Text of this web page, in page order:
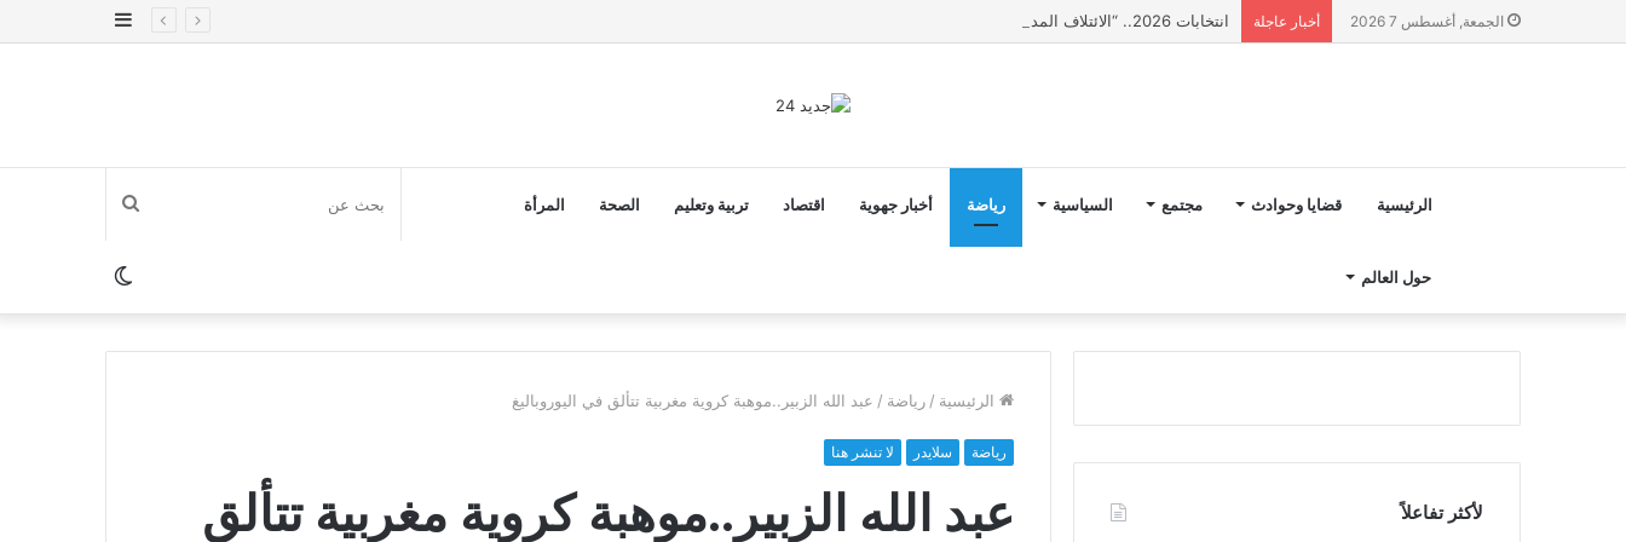
الجمعة, أغسطس 7 2026 أخبار عاجلة انتخابات 2026.. “الائتلاف المدني من أجل الجبل” يرفع عشرة مطالب أمام الأحزاب لإنصاف المناطق الجبلية
إضافة
الرئيسية قضايا وحوادث مجتمع السياسية رياضة أخبار جهوية اقتصاد تربية وتعليم الصحة المرأة
حول العالم
بحث
عنالوضع
المظلم
الرئيسية / رياضة / ﻋﺒﺪ ﺍﻟﻠﻪ ﺍﻟﺰﺑﻴﺮ..موهبة كروية مغربية تتألق ﻓﻲ ﺍﻟﻴﻮﺭﻭﺑﺎﻟﻴﻎ
رياضة سلايدر لا تنشر هنا
ﻋﺒﺪ ﺍﻟﻠﻪ ﺍﻟﺰﺑﻴﺮ..موهبة كروية مغربية تتألق
لأكثر تفاعلاً